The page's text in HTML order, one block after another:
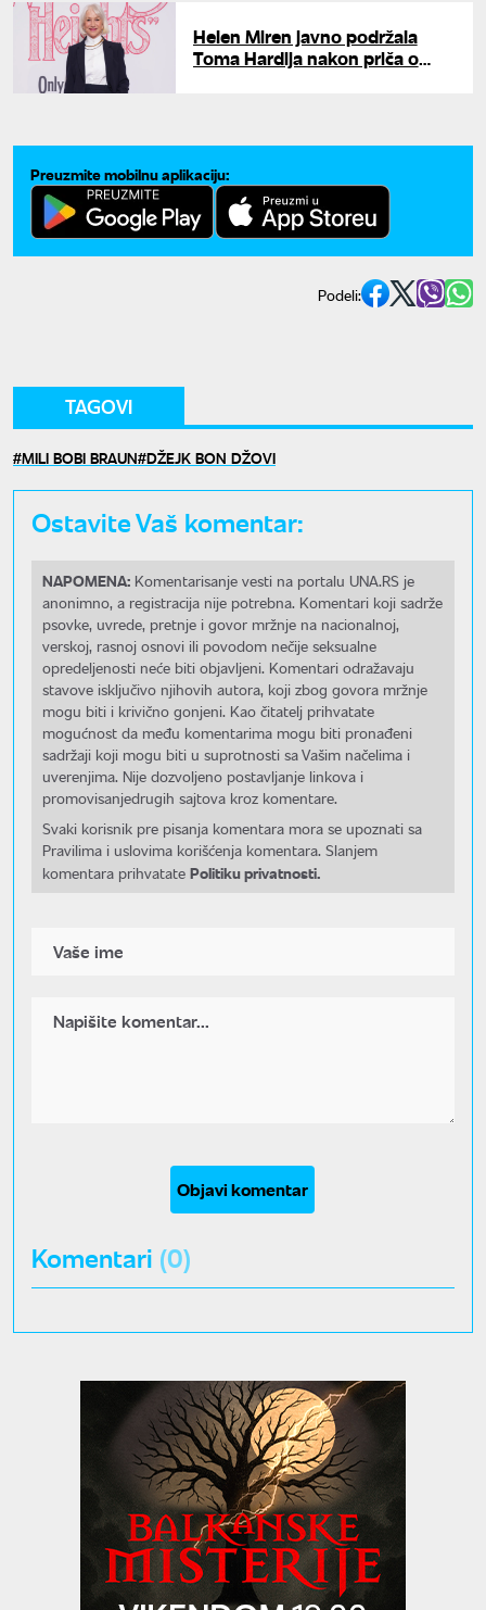
Helen Miren javno podržala
Toma Hardija nakon priča o
Preuzmite mobilnu aplikaciju:
Podeli:
TAGOVI
MILI BOBI BRAUN DŽEJK BON DŽOVI
Ostavite Vaš komentar:
NAPOMENA: Komentarisanje vesti na portalu UNA.RS je
anonimno, a registracija nije potrebna. Komentari koji sadrže
psovke, uvrede, pretnje i govor mržnje na nacionalnoj,
verskoj, rasnoj osnovi ili povodom nečije seksualne
opredeljenosti neće biti objavljeni. Komentari odražavaju
stavove isključivo njihovih autora, koji zbog govora mržnje
mogu biti i krivično gonjeni. Kao čitatelj prihvatate
mogućnost da među komentarima mogu biti pronađeni
sadržaji koji mogu biti u suprotnosti sa Vašim načelima i
uverenjima. Nije dozvoljeno postavljanje linkova i
promovisanjedrugih sajtova kroz komentare.
Svaki korisnik pre pisanja komentara mora se upoznati sa
Pravilima i uslovima korišćenja komentara. Slanjem
komentara prihvatate Politiku privatnosti.
Objavi komentar
Komentari (0)